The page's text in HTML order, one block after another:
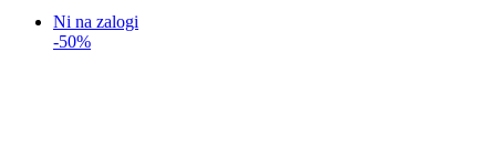
Ni na zalogi
-50%